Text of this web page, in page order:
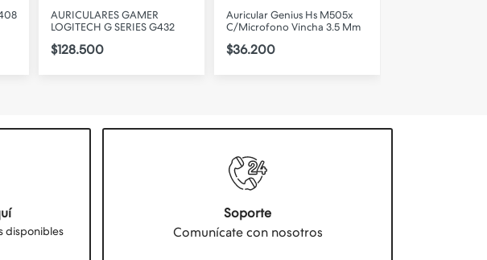
AURICULARES GAMER
LOGITECH G SERIES G432
$128.500
Auricular Genius Hs M505x
C/Microfono Vincha 3.5 Mm
$36.200
disponibles
Soporte
Comunícate con nosotros